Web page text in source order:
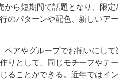
ら短期間で話題となり、限定
のパターンや配色、新しいア
ペアやグループでお揃いにして
りとして、同じモチーフやテ
ることができる。近年ではイ